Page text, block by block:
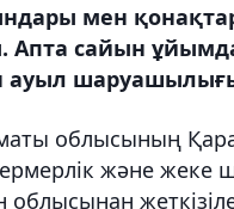
мен
сайын
ауыл
облысының
және